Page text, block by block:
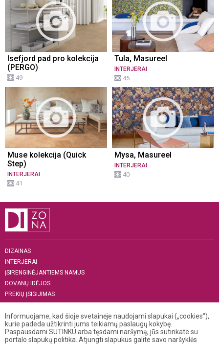
Isefjord pad pro kolekcija
(PERGO)
49
Tula, Masureel
INTERJERAI
45
Muse kolekcija (Quick
Step)
INTERJERAI
41
Mysa, Masureel
INTERJERAI
40
DIZAINAS
INTERJERAI
ĮSIRENGINĖJANTIEMS NAMUS
DOVANŲ IDĖJOS
PREKIŲ ĮSIGIJIMAS
APIE MUS
„MENAS INTERJERUI 2019“
+370 521 04 141
info@dizona.lt
Informuojame, kad šioje svetainėje naudojami slapukai („cookies“),
kurie padeda užtikrinti jums teikiamų paslaugų kokybę.
Paspausdami SUTINKU arba tęsdami naršymą, jūs sutinkate su
portalo slapukų politika. Atjungti slapukus galite savo naršyklės